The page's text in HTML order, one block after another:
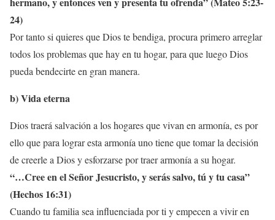
24)
Por tanto si quieres que Dios te bendiga, procura primero arreglar
todos los problemas que hay en tu hogar, para que luego Dios
pueda bendecirte en gran manera.
b) Vida eterna
Dios traerá salvación a los hogares que vivan en armonía, es por
ello que para lograr esta armonía uno tiene que tomar la decisión
de creerle a Dios y esforzarse por traer armonía a su hogar.
“…Cree en el Señor Jesucristo, y serás salvo, tú y tu casa”
(Hechos 16:31)
Cuando tu familia sea influenciada por ti y empecen a vivir en